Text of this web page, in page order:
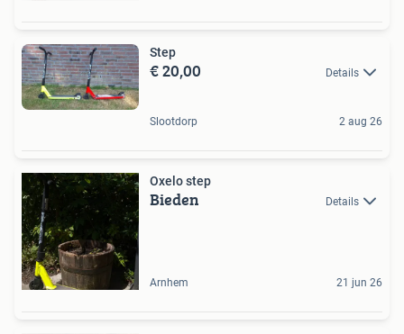
Step
€ 20,00 Details
Slootdorp 2 aug 26
Oxelo step
Bieden Details
Arnhem 21 jun 26